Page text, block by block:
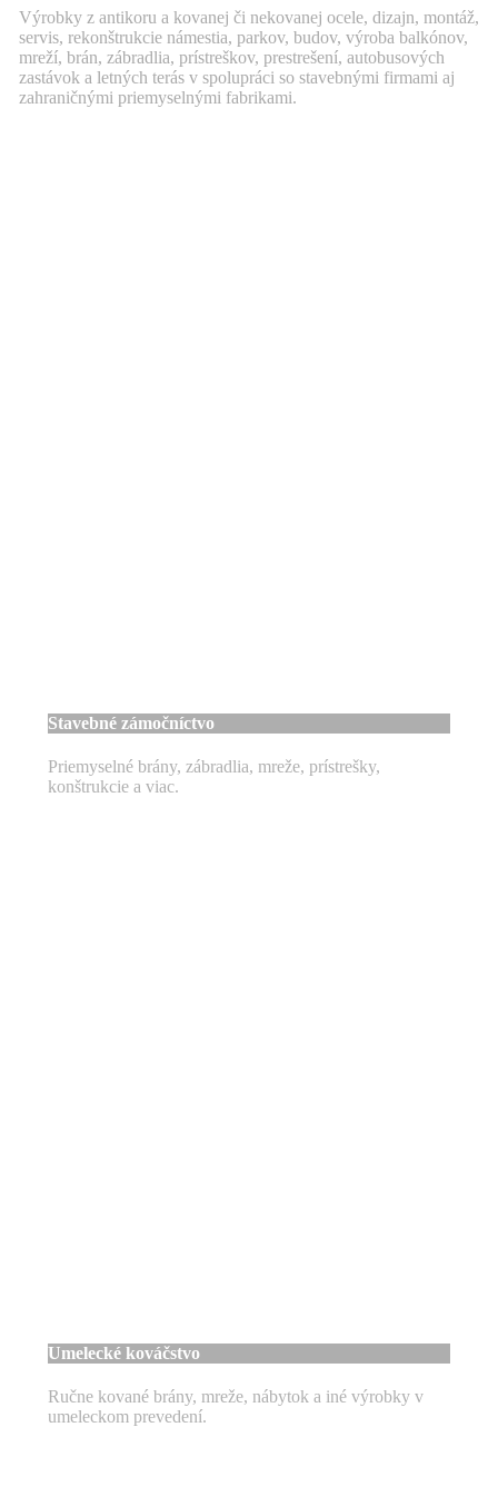
Výrobky z antikoru a kovanej či nekovanej ocele, dizajn, montáž,
servis, rekonštrukcie námestia, parkov, budov, výroba balkónov,
mreží, brán, zábradlia, prístreškov, prestrešení, autobusových
zastávok a letných terás v spolupráci so stavebnými firmami aj
zahraničnými priemyselnými fabrikami.
Stavebné zámočníctvo
Priemyselné brány, zábradlia, mreže, prístrešky,
konštrukcie a viac.
Umelecké kováčstvo
Ručne kované brány, mreže, nábytok a iné výrobky v
umeleckom prevedení.